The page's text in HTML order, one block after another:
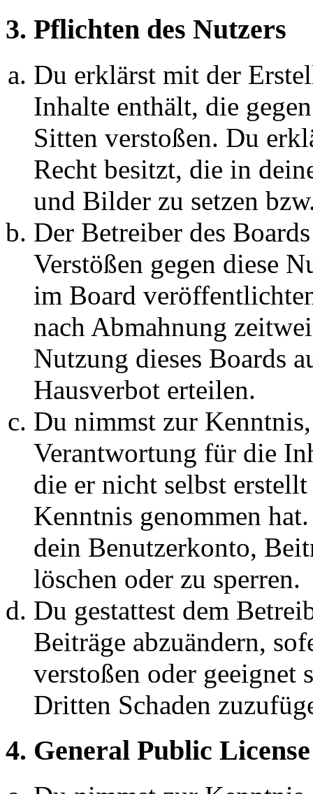
3. Pflichten des Nutzers
Du erklärst mit der
Inhalte enthält, die
Sitten verstoßen. Du
Recht besitzt, die in
und Bilder zu setzen
Der Betreiber des
Verstößen gegen diese
im Board
nach Abmahnung
Nutzung dieses Boards
Hausverbot erteilen.
Du nimmst zur
Verantwortung für die
die er nicht selbst
Kenntnis genommen
dein Benutzerkonto,
löschen oder zu sperren.
Du gestattest dem
Beiträge abzuändern,
verstoßen oder geeignet
Dritten Schaden
4. General Public License